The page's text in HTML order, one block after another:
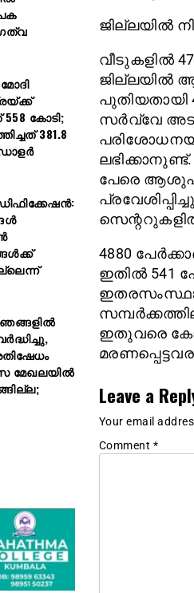
ജില്ലയില്‍
വീടുകളില്‍
ജില്ലയില്‍
പുതിയതായി
സര്‍വ്വേ
പേരെ
4880
ഇതില്‍ 541
ഇതുവരെ
Leave a
Your email
Comment *
558 കോടി;
381.8
മേഖലയിൽ